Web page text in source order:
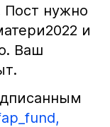
Пост нужно
и
Ваш